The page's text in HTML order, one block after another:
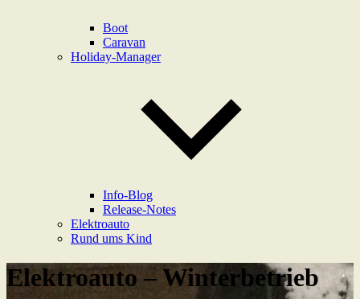
Boot
Caravan
Holiday-Manager
Info-Blog
Release-Notes
Elektroauto
Rund ums Kind
Elektroauto – Winterbetrieb